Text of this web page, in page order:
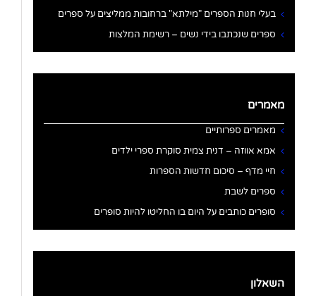
בעלי חנות הספרים "מילתא" ברחובות ממליצים על ספרים
ספרים שנכתבו בידי נשים – רשימת המלצות
מאמרים
מאמרים ספרותיים
אמא אווזה – דנית צמית סוקרת ספרי ילדים
חיי מדף – סיכום חדשות הספרות
ספרים לשבת
סופרים כותבים על היום בו החליטו להיות סופרים
השאלון